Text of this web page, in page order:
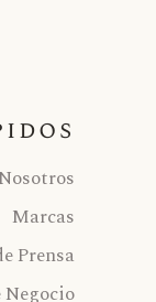
Nosotros
Marcas
Prensa
Negocio